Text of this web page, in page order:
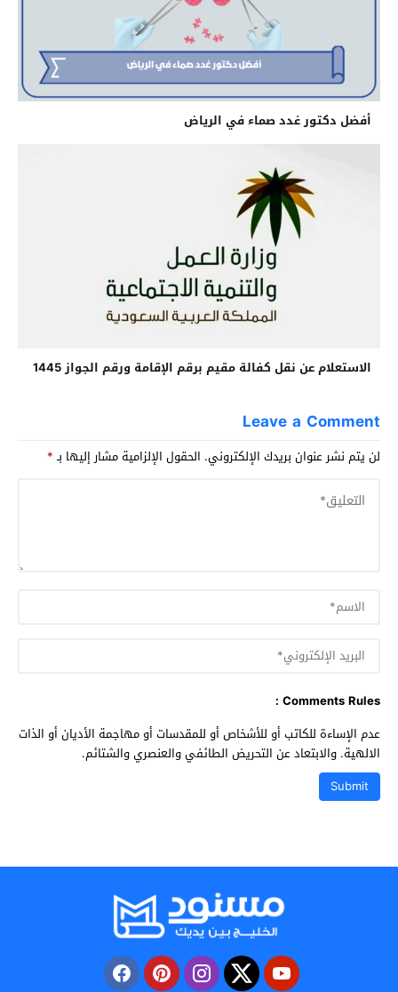
أفضل دكتور غدد صماء في الرياض
الاستعلام عن نقل كفالة مقيم برقم الإقامة ورقم الجواز 1445
Leave a Comment
لن يتم نشر عنوان بريدك الإلكتروني. الحقول الإلزامية مشار إليها بـ*
Comments Rules :
عدم الإساءة للكاتب أو للأشخاص أو للمقدسات أو مهاجمة الأديان أو الذات
الالهية. والابتعاد عن التحريض الطائفي والعنصري والشتائم.